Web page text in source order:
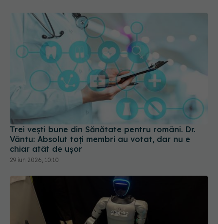
Trei vești bune din Sănătate pentru români. Dr.
Vântu: Absolut toți membri au votat, dar nu e
chiar atât de ușor
29 iun 2026, 10:10